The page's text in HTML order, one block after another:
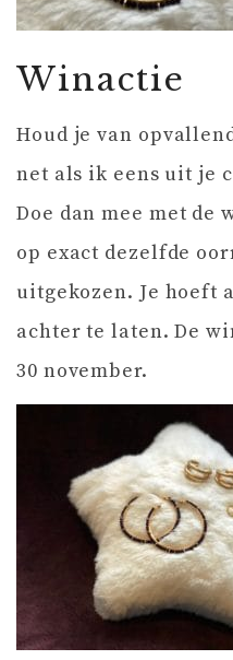
Winactie
Houd je van
net als ik eens uit je
Doe dan mee met de
op exact dezelfde
uitgekozen. Je hoeft
achter te laten. De
30 november.